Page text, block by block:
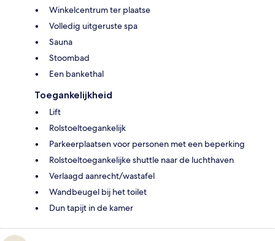
Winkelcentrum ter plaatse
Volledig uitgeruste spa
Sauna
Stoombad
Een bankethal
Toegankelijkheid
Lift
Rolstoeltoegankelijk
Parkeerplaatsen voor personen met een beperking
Rolstoeltoegankelijke shuttle naar de luchthaven
Verlaagd aanrecht/wastafel
Wandbeugel bij het toilet
Dun tapijt in de kamer